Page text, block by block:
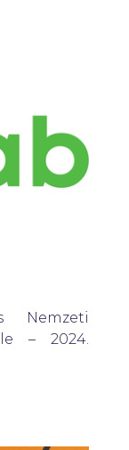
Nemzeti
– 2024.